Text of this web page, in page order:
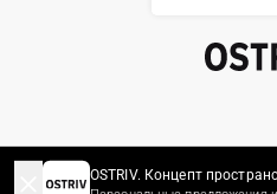
OSTRIV. Концепт